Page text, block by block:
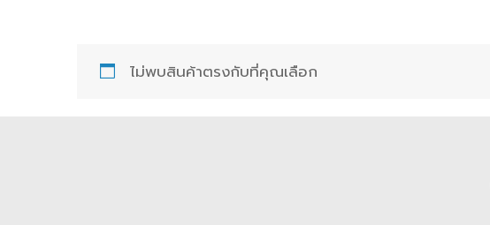
ไม่พบสินค้าตรงกับที่คุณเลือก